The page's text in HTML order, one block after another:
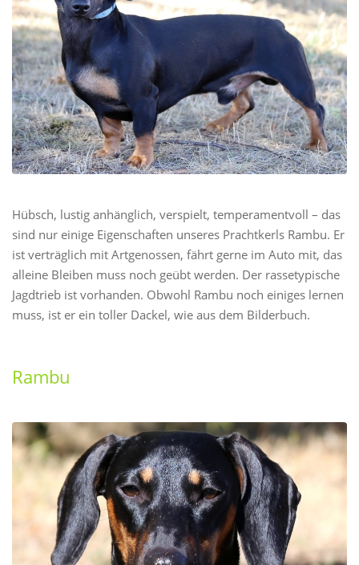
Hübsch, lustig anhänglich, verspielt, temperamentvoll – das
sind nur einige Eigenschaften unseres Prachtkerls Rambu. Er
ist verträglich mit Artgenossen, fährt gerne im Auto mit, das
alleine Bleiben muss noch geübt werden. Der rassetypische
Jagdtrieb ist vorhanden. Obwohl Rambu noch einiges lernen
muss, ist er ein toller Dackel, wie aus dem Bilderbuch.
Rambu